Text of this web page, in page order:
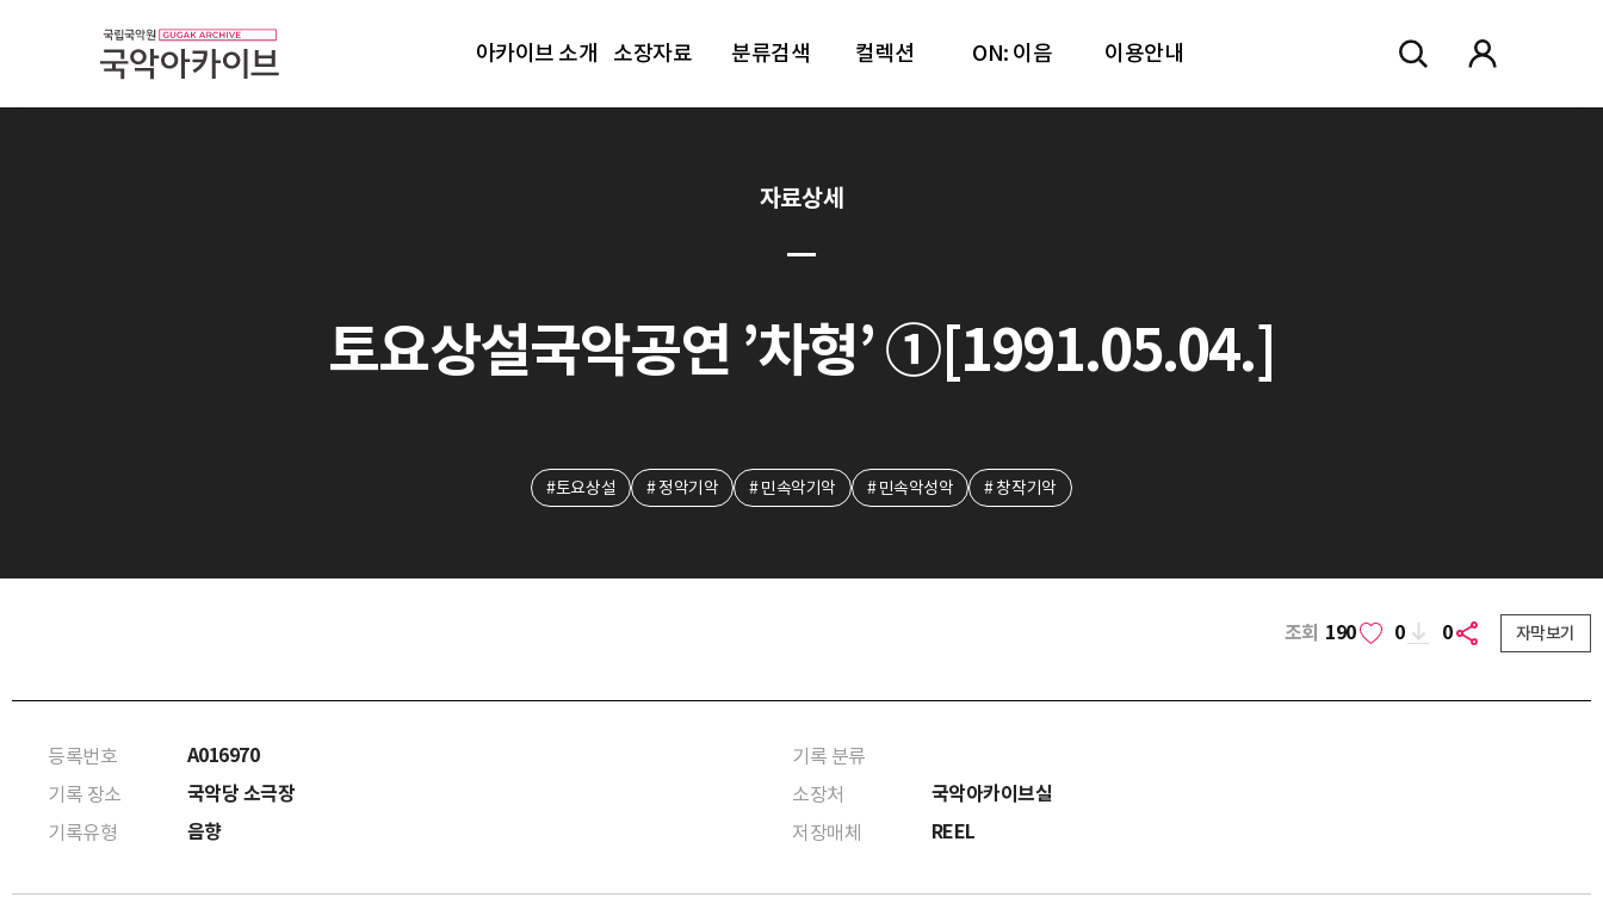
아카이브 소개 소장자료 분류검색 컬렉션 ON: 이음 이용안내
자료상세
토요상설국악공연 ’차형’ ①[1991.05.04.]
#토요상설 # 정악기악 # 민속악기악 # 민속악성악 # 창작기악
조회 190 0 0 자막보기
등록번호 A016970
기록 분류
기록 장소
국악당 소극장 소장처 국악아카이브실
기록유형 음향 저장매체 REEL